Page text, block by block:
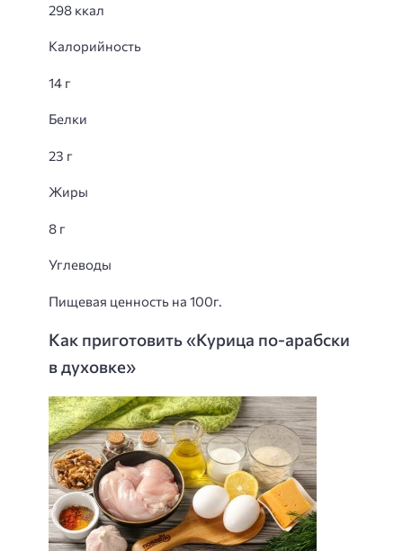
298 ккал
Калорийность
14 г
Белки
23 г
Жиры
8 г
Углеводы
Пищевая ценность на 100г.
Как приготовить «Курица по-арабски
в духовке»